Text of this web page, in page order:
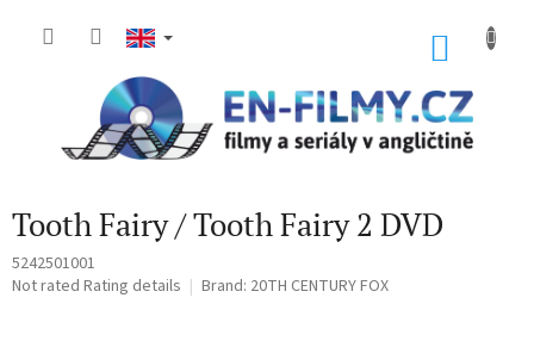
Tooth Fairy / Tooth Fairy 2 DVD
5242501001
The
Not rated Rating details Brand: 20TH CENTURY FOX